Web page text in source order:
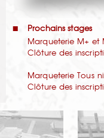
Prochains stages
Marqueterie M+ et
Clôture des
Marqueterie Tous
Clôture des